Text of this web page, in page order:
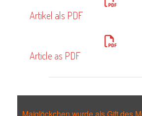
Artikel als PDF
Article as PDF
Maiglöckchen wurde als Gift des